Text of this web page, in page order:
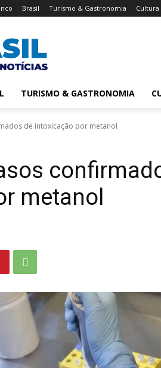
Brasil Turismo & Gastronomia Cultura
TURISMO & GASTRONOMIA
de intoxicação por metanol
metanol